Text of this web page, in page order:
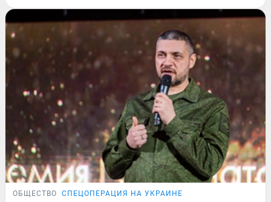
ОБЩЕСТВО СПЕЦОПЕРАЦИЯ НА УКРАИНЕ